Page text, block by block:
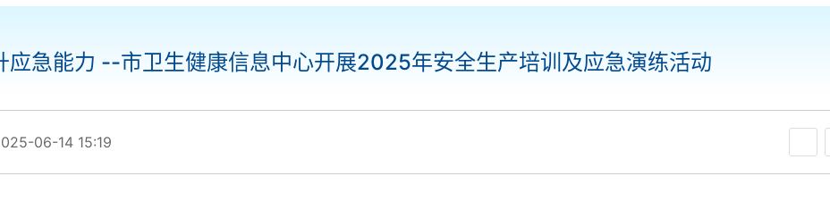
应急能力 --市卫生健康信息中心开展2025年安全生产培训及应急演练活动
06-14 15:19